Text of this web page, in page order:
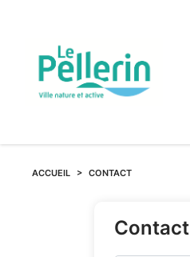
Nous
ACCUEIL CONTACT
Contact